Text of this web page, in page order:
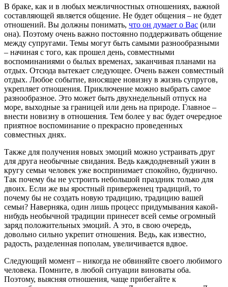
В браке, как и в любых межличностных отношениях, важной
составляющей является общение. Не будет общения – не будет
отношений. Вы должны понимать, что он думает о Вас (или
она). Поэтому очень важно постоянно поддерживать общение
между супругами. Темы могут быть самыми разнообразными
– начиная с того, как прошел день, совместными
воспоминаниями о былых временах, заканчивая планами на
отдых. Отсюда вытекает следующее. Очень важен совместный
отдых. Любое событие, вносящее новизну в жизнь супругов,
укрепляет отношения. Приключение можно выбрать самое
разнообразное. Это может быть двухнедельный отпуск на
море, выходные за границей или день на природе. Главное –
внести новизну в отношения. Тем более у вас будет очередное
приятное воспоминание о прекрасно проведенных
совместных днях.
Также для получения новых эмоций можно устраивать друг
для друга необычные свидания. Ведь каждодневный ужин в
кругу семьи человек уже воспринимает спокойно, буднично.
Так почему бы не устроить небольшой праздник только для
двоих. Если же вы яростный приверженец традиций, то
почему бы не создать новую традицию, традицию вашей
семьи? Наверняка, один лишь процесс придумывания какой-
нибудь необычной традиции принесет всей семье огромный
заряд положительных эмоций. А это, в свою очередь,
довольно сильно укрепит отношения. Ведь, как известно,
радость, разделенная пополам, увеличивается вдвое.
Следующий момент – никогда не обвиняйте своего любимого
человека. Помните, в любой ситуации виноваты оба.
Поэтому, выясняя отношения, чаще прибегайте к